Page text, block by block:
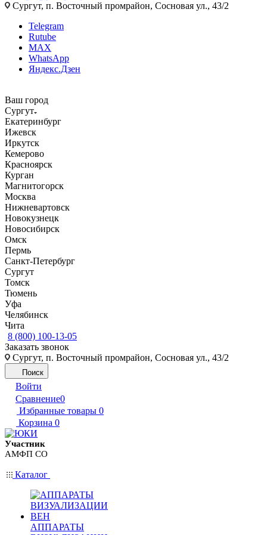
Сургут, п. Восточный промрайон, Сосновая ул., 43/2
Telegram
Rutube
MAX
WhatsApp
Яндекс.Дзен
Ваш город
Сургут
Екатеринбург
Ижевск
Иркутск
Кемерово
Красноярск
Курган
Магнитогорск
Москва
Нижневартовск
Новокузнецк
Новосибирск
Омск
Пермь
Санкт-Петербург
Сургут
Томск
Тюмень
Уфа
Челябинск
Чита
8 (800) 100-13-05
Заказать звонок
Сургут, п. Восточный промрайон, Сосновая ул., 43/2
Поиск
Войти
Сравнение0
Избранные товары 0
Корзина 0
Участник
АМФП СО
Каталог
АППАРАТЫ